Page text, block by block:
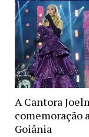
A Cantora
comemoração
Goiânia